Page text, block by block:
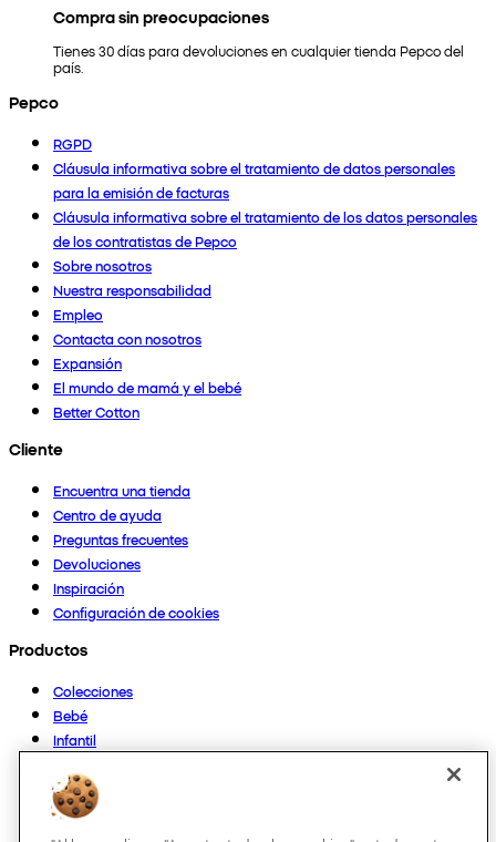
Compra sin preocupaciones
Tienes 30 días para devoluciones en cualquier tienda Pepco del
país.
Pepco
RGPD
Cláusula informativa sobre el tratamiento de datos personales
para la emisión de facturas
Cláusula informativa sobre el tratamiento de los datos personales
de los contratistas de Pepco
Sobre nosotros
Nuestra responsabilidad
Empleo
Contacta con nosotros
Expansión
El mundo de mamá y el bebé
Better Cotton
Cliente
Encuentra una tienda
Centro de ayuda
Preguntas frecuentes
Devoluciones
Inspiración
Configuración de cookies
Productos
Colecciones
Bebé
Infantil
Mujer
Hombre
Otros